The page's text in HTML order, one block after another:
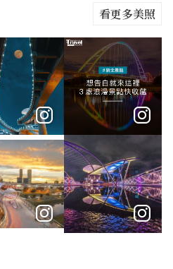
看更多美照